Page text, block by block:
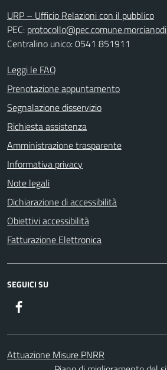
URP – Ufficio Relazioni con il pubblico
PEC:
Centralino unico: 0541 851911
Leggi le FAQ
Prenotazione appuntamento
Segnalazione disservizio
Richiesta assistenza
Amministrazione trasparente
Informativa privacy
Note legali
Dichiarazione di accessibilità
Obiettivi accessibilità
Fatturazione Elettronica
SEGUICI SU
Attuazione Misure PNRR